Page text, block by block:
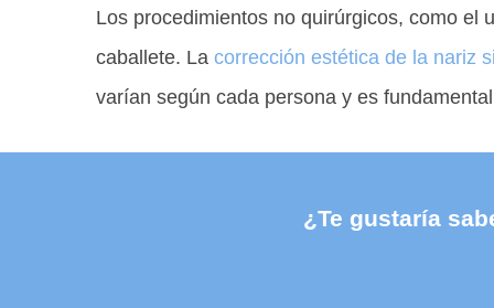
Los procedimientos no quirúrgicos, como el
caballete. La corrección estética de la nariz
varían según cada persona y es
¿Te gustaría